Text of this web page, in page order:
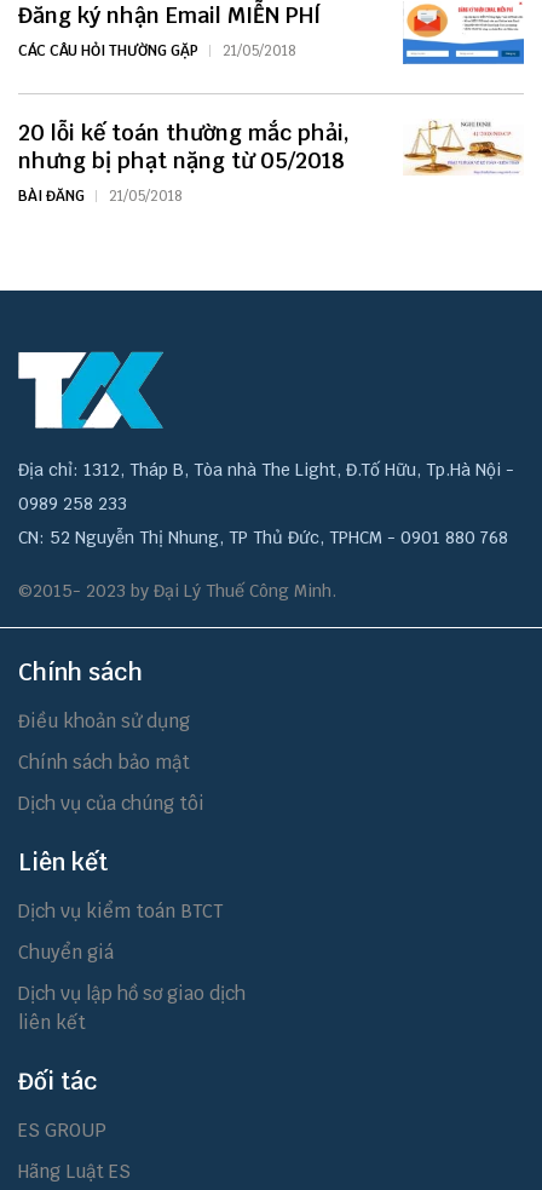
Đăng ký nhận Email MIỄN PHÍ
CÁC CÂU HỎI THƯỜNG GẶP 21/05/2018
20 lỗi kế toán thường mắc phải,
nhưng bị phạt nặng từ 05/2018
BÀI ĐĂNG 21/05/2018
Địa chỉ: 1312, Tháp B, Tòa nhà The Light, Đ.Tố Hữu, Tp.Hà Nội -
0989 258 233
CN: 52 Nguyễn Thị Nhung, TP Thủ Đức, TPHCM - 0901 880 768
©2015- 2023 by Đại Lý Thuế Công Minh.
Chính sách
Điều khoản sử dụng
Chính sách bảo mật
Dịch vụ của chúng tôi
Liên kết
Dịch vụ kiểm toán BTCT
Chuyển giá
Dịch vụ lập hồ sơ giao dịch
liên kết
Đối tác
ES GROUP
Hãng Luật ES